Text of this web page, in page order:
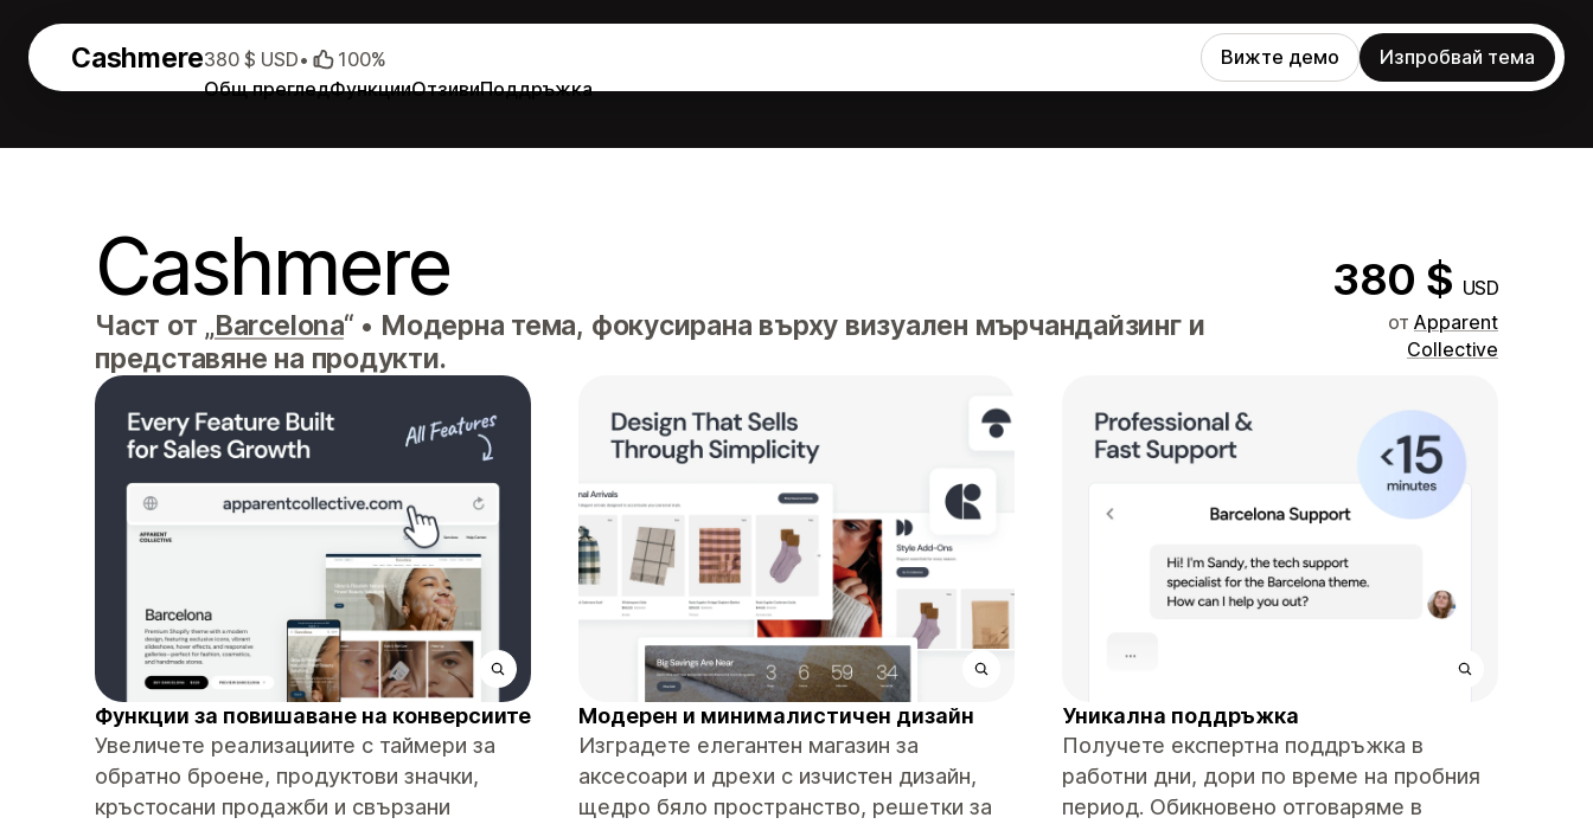
Cashmere
Общ прегледФункцииОтзивиПоддръжка
380 $ USD• 100% Вижте демо Изпробвай тема
Cashmere 380 $ USD
Част от „Barcelona“ • Модерна тема, фокусирана върху визуален мърчандайзинг и
представяне на продукти.
от Apparent
Collective
Функции за повишаване на конверсиите
Увеличете реализациите с таймери за
обратно броене, продуктови значки,
кръстосани продажби и свързани
Модерен и минималистичен дизайн
Изградете елегантен магазин за
аксесоари и дрехи с изчистен дизайн,
щедро бяло пространство, решетки за
Уникална поддръжка
Получете експертна поддръжка в
работни дни, дори по време на пробния
период. Обикновено отговаряме в